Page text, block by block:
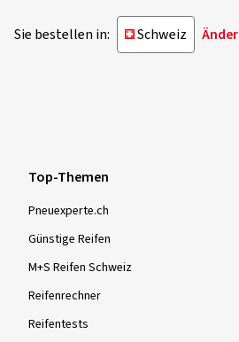
Sie bestellen in: Schweiz
Top-Themen
Pneuexperte.ch
Günstige Reifen
M+S Reifen Schweiz
Reifenrechner
Reifentests